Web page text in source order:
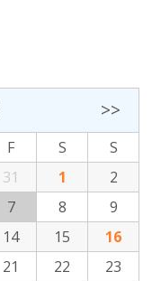
>>
F S
S
31 1
2
7 8
9
14 15
16
21 22
23